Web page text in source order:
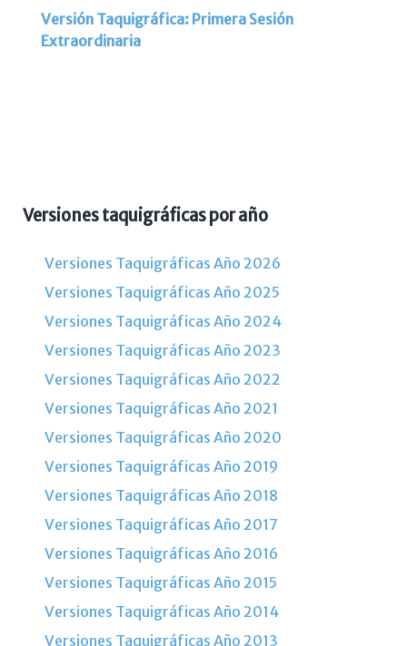
Versión Taquigráfica: Primera Sesión
Extraordinaria
Versiones taquigráficas por año
Versiones Taquigráficas Año 2026
Versiones Taquigráficas Año 2025
Versiones Taquigráficas Año 2024
Versiones Taquigráficas Año 2023
Versiones Taquigráficas Año 2022
Versiones Taquigráficas Año 2021
Versiones Taquigráficas Año 2020
Versiones Taquigráficas Año 2019
Versiones Taquigráficas Año 2018
Versiones Taquigráficas Año 2017
Versiones Taquigráficas Año 2016
Versiones Taquigráficas Año 2015
Versiones Taquigráficas Año 2014
Versiones Taquigráficas Año 2013